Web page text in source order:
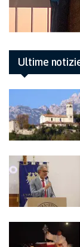
Ultime